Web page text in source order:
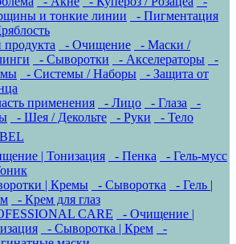
и тонкие линии
- Пигментация
- Очищение
- Маски /
- Сыворотки - Акселераторы
-
- Системы / Наборы
- Защита от
применения
- Лицо - Глаза
-
- Шея / Декольте - Руки
- Тело
| Тонизация
- Пенка
- Гель-мусс
| Кремы
- Сыворотка
- Гель |
- Крем для глаз
CARE
- Очищение |
- Сыворотка | Крем
-